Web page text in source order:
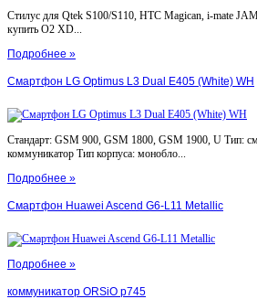
Стилус для Qtek S100/S110, HTC Magican, i-mate
купить O2 XD...
Подробнее »
Смартфон LG Optimus L3 Dual E405 (White) WH
Стандарт: GSM 900, GSM 1800, GSM 1900, U Тип:
коммуникатор Тип корпуса: монобло...
Подробнее »
Смартфон Huawei Ascend G6-L11 Metallic
Подробнее »
коммуникатор ORSiO p745